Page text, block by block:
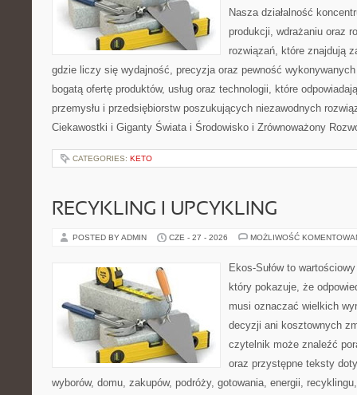
Nasza działalność
produkcji, wdrażaniu oraz
rozwiązań, które znajdują
gdzie liczy się wydajność, precyzja oraz pewność
bogatą ofertę produktów, usług oraz technologii, które
przemysłu i przedsiębiorstw poszukujących niezawodnych
Ciekawostki i Giganty Świata i Środowisko i Zrównoważony
CATEGORIES: KETO
RECYKLING I UPCYKLING
POSTED BY ADMIN CZE - 27 - 2026 MOŻLIWOŚĆ
Ekos-Sułów to
który pokazuje, że
musi oznaczać wielkich
decyzji ani kosztownych
czytelnik może znaleźć
oraz przystępne teksty
wyborów, domu, zakupów, podróży, gotowania, energii,